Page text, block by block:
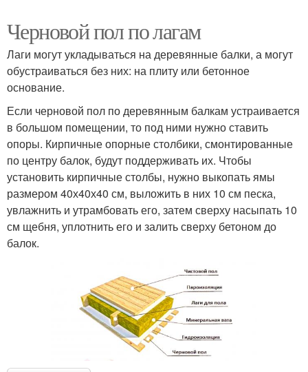
Черновой пол по лагам
Лаги могут укладываться на деревянные балки, а могут
обустраиваться без них: на плиту или бетонное
основание.
Если черновой пол по деревянным балкам устраивается
в большом помещении, то под ними нужно ставить
опоры. Кирпичные опорные столбики, смонтированные
по центру балок, будут поддерживать их. Чтобы
установить кирпичные столбы, нужно выкопать ямы
размером 40х40х40 см, выложить в них 10 см песка,
увлажнить и утрамбовать его, затем сверху насыпать 10
см щебня, уплотнить его и залить сверху бетоном до
балок.